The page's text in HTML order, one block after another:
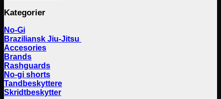
Kategorier
No-Gi
Braziliansk Jiu-Jitsu
Accesories
Brands
Rashguards
No-gi shorts
Tandbeskyttere
Skridtbeskytter